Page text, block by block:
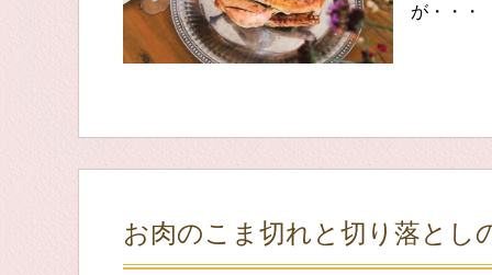
が・・・
お肉のこま切れと切り落とし